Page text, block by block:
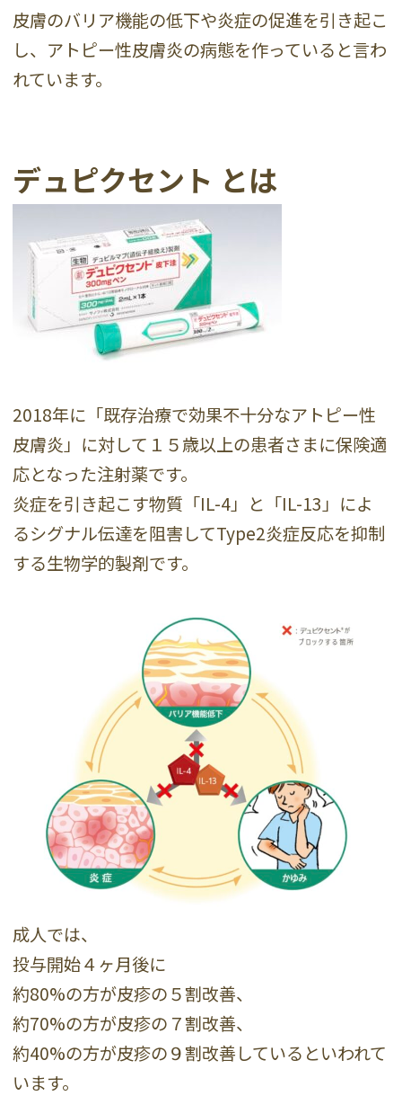
皮膚のバリア機能の低下や炎症の促進を引き起こ
し、アトピー性皮膚炎の病態を作っていると言わ
れています。
デュピクセント とは
2018年に「既存治療で効果不十分なアトピー性
皮膚炎」に対して１５歳以上の患者さまに保険適
応となった注射薬です。
炎症を引き起こす物質「IL-4」と「IL-13」によ
るシグナル伝達を阻害してType2炎症反応を抑制
する生物学的製剤です。
成人では、
投与開始４ヶ月後に
約80%の方が皮疹の５割改善、
約70%の方が皮疹の７割改善、
約40%の方が皮疹の９割改善しているといわれて
います。